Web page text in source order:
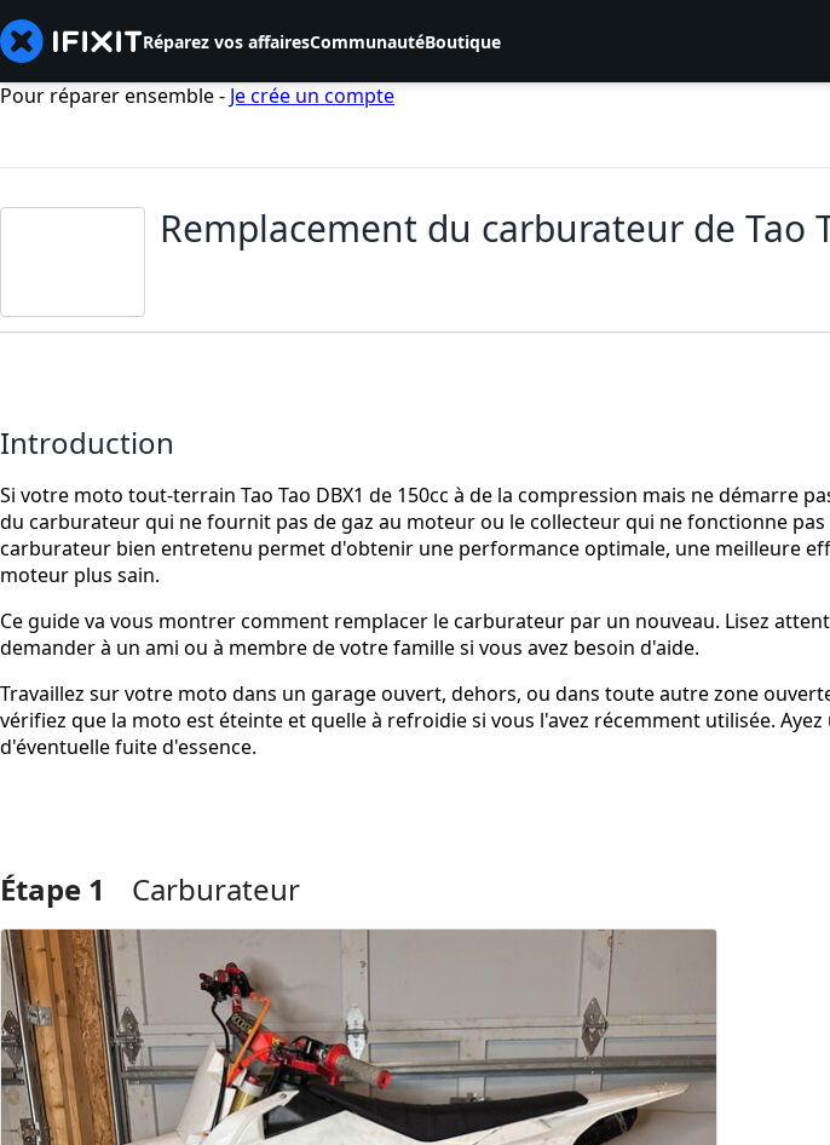
Réparez vos affairesCommunautéBoutique
Pour réparer ensemble - Je crée un compte
Remplacement du carburateur de Tao
Introduction
Si votre moto tout-terrain Tao Tao DBX1 de 150cc à de la compression mais ne démarre
du carburateur qui ne fournit pas de gaz au moteur ou le collecteur qui ne fonctionne
carburateur bien entretenu permet d'obtenir une performance optimale, une meilleure
moteur plus sain.
Ce guide va vous montrer comment remplacer le carburateur par un nouveau. Lisez
demander à un ami ou à membre de votre famille si vous avez besoin d'aide.
Travaillez sur votre moto dans un garage ouvert, dehors, ou dans toute autre zone
vérifiez que la moto est éteinte et quelle à refroidie si vous l'avez récemment utilisée.
d'éventuelle fuite d'essence.
Étape 1 Carburateur